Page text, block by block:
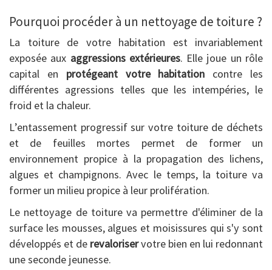
Pourquoi procéder à un nettoyage de toiture ?
La toiture de votre habitation est invariablement
exposée aux aggressions extérieures. Elle joue un rôle
capital en protégeant votre habitation contre les
différentes agressions telles que les intempéries, le
froid et la chaleur.
L’entassement progressif sur votre toiture de déchets
et de feuilles mortes permet de former un
environnement propice à la propagation des lichens,
algues et champignons. Avec le temps, la toiture va
former un milieu propice à leur prolifération.
Le nettoyage de toiture va permettre d'éliminer de la
surface les mousses, algues et moisissures qui s'y sont
développés et de revaloriservotre bien en lui redonnant
une seconde jeunesse.